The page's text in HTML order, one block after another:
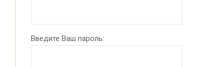
Введите Ваш пароль: